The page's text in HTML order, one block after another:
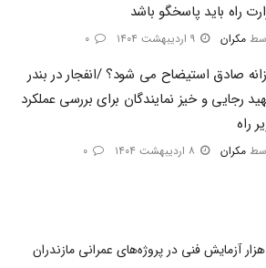
راه باید پاسخگو باشد
مکران
صادق استیضاح می شود؟ /انفجار در بندر
رجایی و خیز نمایندگان برای بررسی عملکرد
راه
مکران